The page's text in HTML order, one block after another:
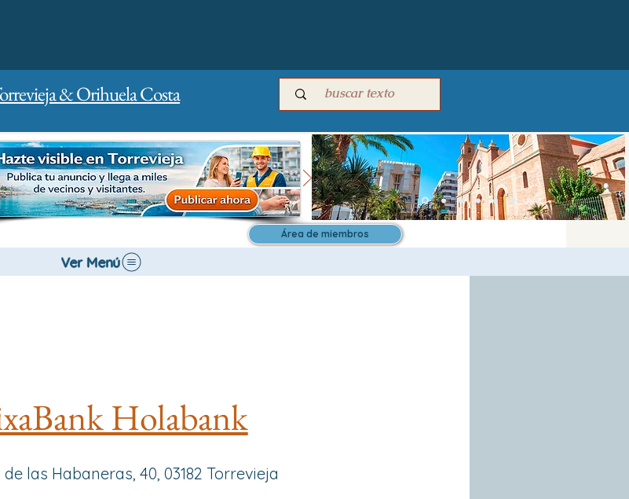
& Orihuela Costa
Área de miembros
Ver Menú
Holabank
de las Habaneras, 40, 03182 Torrevieja